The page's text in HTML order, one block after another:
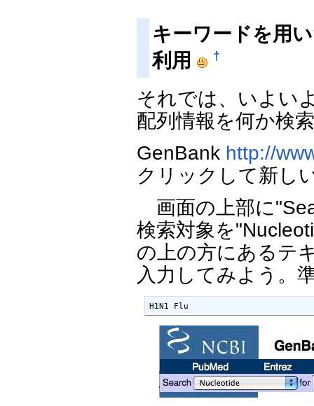
キーワードを用
利用
†
それでは、いよい
配列情報を何か検
GenBank http://
クリックして新し
画面の上部に
検索対象を
の上の方にあるテ
入力してみよう。
H1N1 Flu